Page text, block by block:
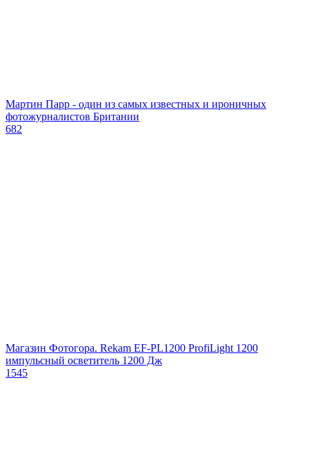
Мартин Парр - один из самых известных и ироничных
фотожурналистов Британии
682
Магазин Фотогора. Rekam EF-PL1200 ProfiLight 1200
импульсный осветитель 1200 Дж
1545